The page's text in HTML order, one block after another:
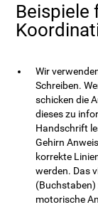
Beispiele
Wir
Schreiben.
schicken die
dieses zu
Handschrift
Gehirn
korrekte
werden. Das
(Buchstaben)
motorische